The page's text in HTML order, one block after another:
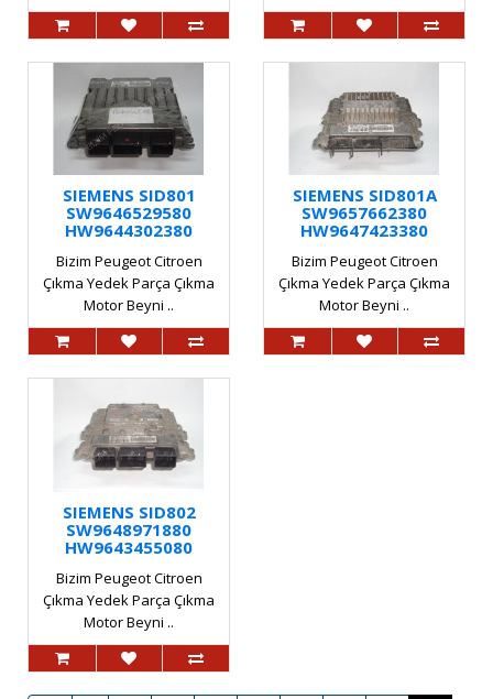
SIEMENS SID801
SW9646529580
HW9644302380
Bizim Peugeot Citroen
Çıkma Yedek Parça Çıkma
Motor Beyni ..
SIEMENS SID801A
SW9657662380
HW9647423380
Bizim Peugeot Citroen
Çıkma Yedek Parça Çıkma
Motor Beyni ..
SIEMENS SID802
SW9648971880
HW9643455080
Bizim Peugeot Citroen
Çıkma Yedek Parça Çıkma
Motor Beyni ..